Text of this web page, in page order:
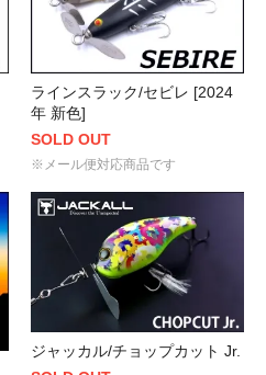
ラインスラック/セビレ [2024
年 新色]
SOLD OUT
※メール便対応商品です
ジャッカル/チョップカット Jr.